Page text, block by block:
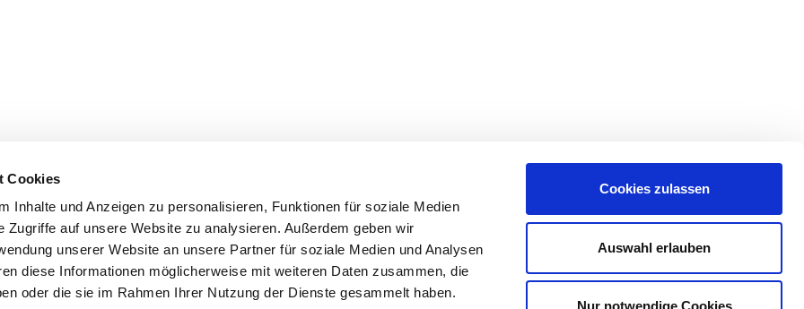
Cookies
Inhalte und Anzeigen zu personalisieren, Funktionen für soziale Medien
Zugriffe auf unsere Website zu analysieren. Außerdem geben wir
unserer Website an unsere Partner für soziale Medien und Analysen
diese Informationen möglicherweise mit weiteren Daten zusammen, die
oder die sie im Rahmen Ihrer Nutzung der Dienste gesammelt haben.
Cookies zulassen
Auswahl erlauben
Nur notwendige Cookies
KG
1
Berliner Büro:
Rocket Tower
Charlottenstraße 4
10969 Berlin
Impressum
Datenschutz